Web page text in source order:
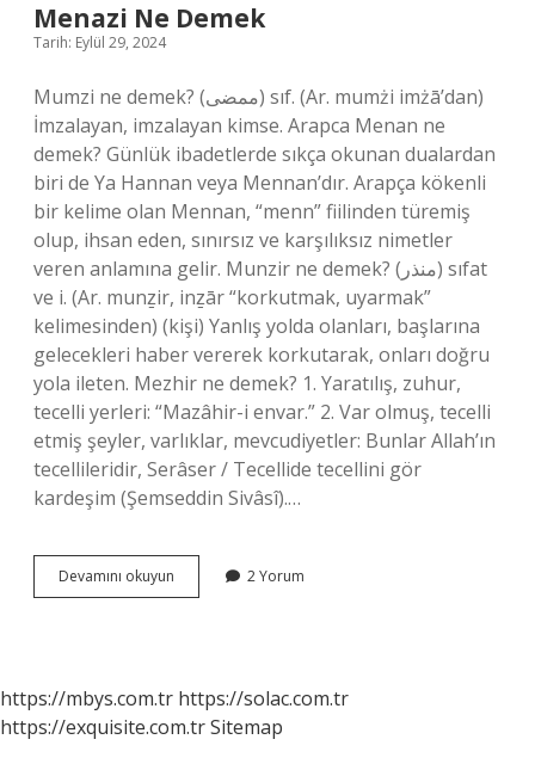
Menazi Ne Demek
Tarih: Eylül 29, 2024
Mumzi ne demek? (ﻣﻤﻀﻰ) sıf. (Ar. mumżі imżā’dan)
İmzalayan, imzalayan kimse. Arapca Menan ne
demek? Günlük ibadetlerde sıkça okunan dualardan
biri de Ya Hannan veya Mennan’dır. Arapça kökenli
bir kelime olan Mennan, “menn” fiilinden türemiş
olup, ihsan eden, sınırsız ve karşılıksız nimetler
veren anlamına gelir. Munzir ne demek? (ﻣﻨﺬﺭ) sıfat
ve i. (Ar. munẕir, inẕār “korkutmak, uyarmak”
kelimesinden) (kişi) Yanlış yolda olanları, başlarına
gelecekleri haber vererek korkutarak, onları doğru
yola ileten. Mezhir ne demek? 1. Yaratılış, zuhur,
tecelli yerleri: “Mazâhir-i envar.” 2. Var olmuş, tecelli
etmiş şeyler, varlıklar, mevcudiyetler: Bunlar Allah’ın
tecellileridir, Serâser / Tecellide tecellini gör
kardeşim (Şemseddin Sivâsî).…
Devamını okuyun
Ne
2 Yorum
https://mbys.com.tr https://solac.com.tr
https://exquisite.com.trSitemap